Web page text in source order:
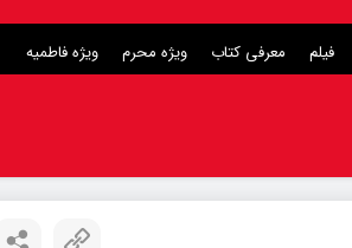
فیلم معرفی کتاب ویژه محرم ویژه فاطمیه